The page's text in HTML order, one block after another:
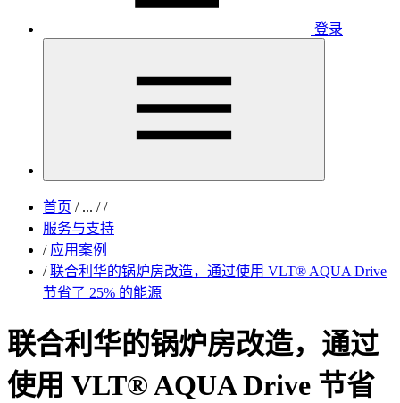
登录
首页 /... / /
服务与支持
/ 应用案例
/ 联合利华的锅炉房改造，通过使用 VLT® AQUA Drive
节省了 25% 的能源
联合利华的锅炉房改造，通过
使用 VLT® AQUA Drive 节省